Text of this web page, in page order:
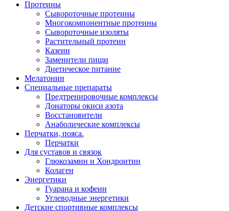
Протеины
Сывороточные протеины
Многокомпонентные протеины
Сывороточные изоляты
Растительный протеин
Казеин
Заменители пищи
Диетическое питание
Мелатонин
Специальные препараты
Предтренировочные комплексы
Донаторы окиси азота
Восстановители
Анаболические комплексы
Перчатки, пояса.
Перчатки
Для суставов и связок
Глюкозамин и Хондроитин
Колаген
Энергетики
Гуарана и кофеин
Углеводные энергетики
Детские спортивные комплексы